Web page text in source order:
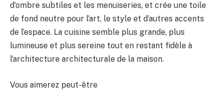
d’ombre subtiles et les menuiseries, et crée une toile
de fond neutre pour l’art, le style et d’autres accents
de l’espace. La cuisine semble plus grande, plus
lumineuse et plus sereine tout en restant fidèle à
l’architecture architecturale de la maison.
Vous aimerez peut-être